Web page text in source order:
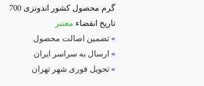
700 گرم محصول کشور اندونزی
تاریخ انقضاء معتبر
» تضمین اصالت محصول
» ارسال به سراسر ایران
» تحویل فوری شهر تهران